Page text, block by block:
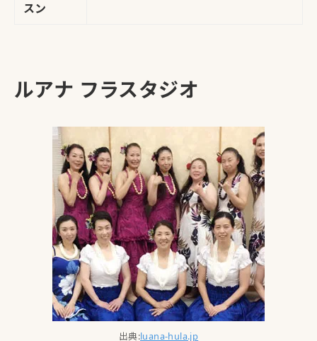
スン
ルアナ フラスタジオ
出典:luana-hula.jp